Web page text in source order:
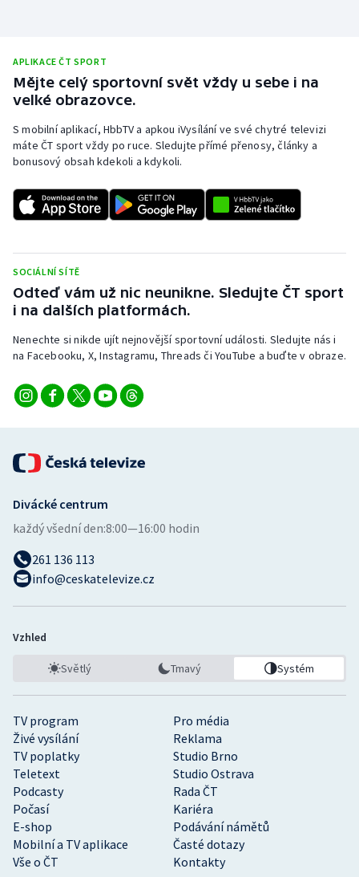
Rychlostní kanoistika
Short track
Sportovní střelba
Stolní tenis
Triatlon
Vodní slalom
Ostatní
APLIKACE ČT SPORT
Mějte celý sportovní svět vždy u sebe i na
velké obrazovce.
S mobilní aplikací, HbbTV a apkou iVysílání ve své chytré televizi
máte ČT sport vždy po ruce. Sledujte přímé přenosy, články a
bonusový obsah kdekoli a kdykoli.
SOCIÁLNÍ SÍTĚ
Odteď vám už nic neunikne. Sledujte ČT sport
i na dalších platformách.
Nenechte si nikde ujít nejnovější sportovní události. Sledujte nás i
na Facebooku, X, Instagramu, Threads či YouTube a buďte v obraze.
TV program
Pro média
Živé vysílání
Reklama
TV poplatky
Studio Brno
Teletext
Studio Ostrava
Podcasty
Rada ČT
Počasí
Kariéra
E-shop
Podávání námětů
Mobilní a TV aplikace
Časté dotazy
Vše o ČT
Kontakty
Divácké centrum
každý všední den:8:00—16:00 hodin
261 136 113
info@ceskatelevize.cz
Vzhled
Světlý Tmavý Systém